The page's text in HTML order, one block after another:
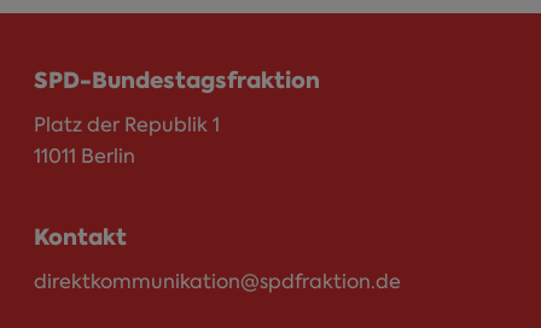
SPD-Bundestagsfraktion
Platz der Republik 1
11011 Berlin
Kontakt
direktkommunikation@spdfraktion.de